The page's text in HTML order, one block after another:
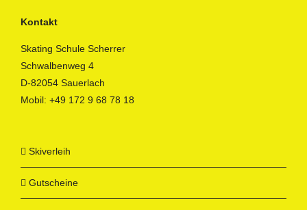
Kontakt
Skating Schule Scherrer
Schwalbenweg 4
D-82054 Sauerlach
Mobil: +49 172 9 68 78 18
Skiverleih
Gutscheine